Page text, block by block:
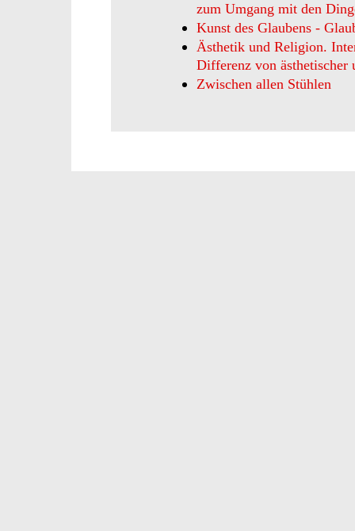
zum Umgang mit den
Kunst des Glaubens -
Ästhetik und Religion.
Differenz von ästhetischer
Zwischen allen Stühlen